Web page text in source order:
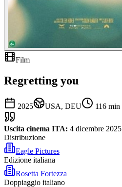
Film
Regretting you
2025 USA, DEU 116 min
Uscita cinema ITA: 4 dicembre 2025
Distribuzione
Eagle Pictures
Edizione italiana
Rosetta Fortezza
Doppiaggio italiano